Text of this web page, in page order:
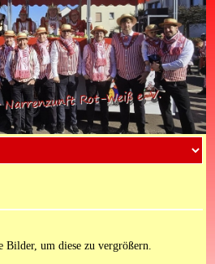
um diese zu vergrößern.